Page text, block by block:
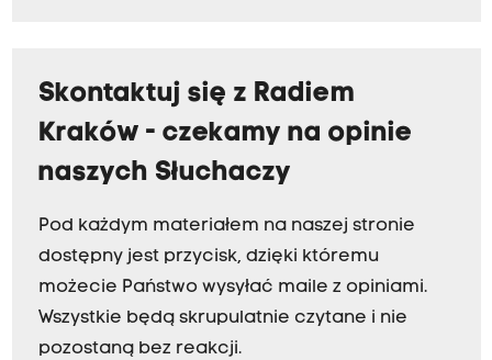
Skontaktuj się z Radiem
Kraków - czekamy na opinie
naszych Słuchaczy
Pod każdym materiałem na naszej stronie
dostępny jest przycisk, dzięki któremu
możecie Państwo wysyłać maile z opiniami.
Wszystkie będą skrupulatnie czytane i nie
pozostaną bez reakcji.